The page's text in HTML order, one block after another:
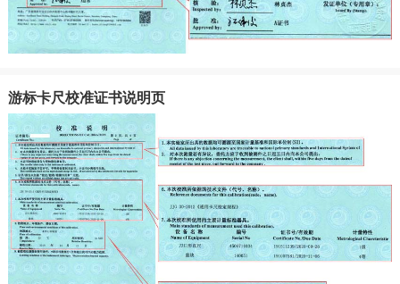
游标卡尺校准证书说明页